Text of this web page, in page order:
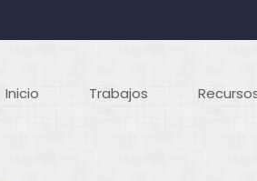
Inicio Trabajos